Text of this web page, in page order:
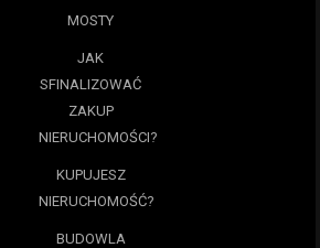
MOSTY
JAK
SFINALIZOWAĆ
ZAKUP
NIERUCHOMOŚCI?
KUPUJESZ
NIERUCHOMOŚĆ?
BUDOWLA